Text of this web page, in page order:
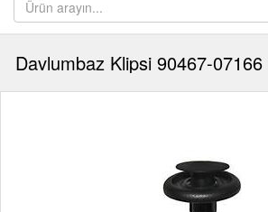
Davlumbaz Klipsi 90467-